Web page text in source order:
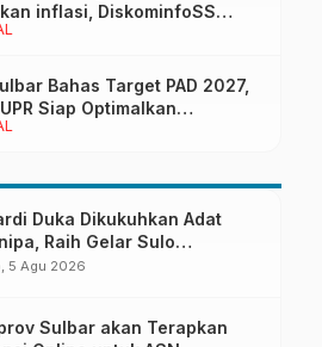
inflasi, DiskominfoSS
Sistem SAPEDA
Bahas Target PAD 2027,
Siap Optimalkan
Daerah
Duka Dikukuhkan Adat
Raih Gelar Sulo
5 Agu 2026
Sulbar akan Terapkan